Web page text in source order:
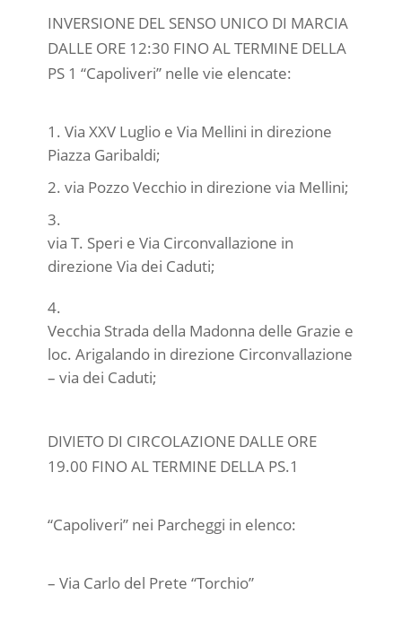
INVERSIONE DEL SENSO UNICO DI MARCIA
DALLE ORE 12:30 FINO AL TERMINE DELLA
PS 1 “Capoliveri” nelle vie elencate:
Via XXV Luglio e Via Mellini in direzione
Piazza Garibaldi;
via Pozzo Vecchio in direzione via Mellini;
via T. Speri e Via Circonvallazione in
direzione Via dei Caduti;
Vecchia Strada della Madonna delle Grazie e
loc. Arigalando in direzione Circonvallazione
– via dei Caduti;
DIVIETO DI CIRCOLAZIONE DALLE ORE
19.00 FINO AL TERMINE DELLA PS.1
“Capoliveri” nei Parcheggi in elenco:
– Via Carlo del Prete “Torchio”